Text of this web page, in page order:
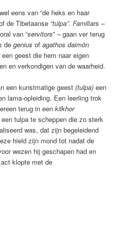
eens van “de heks en haar
de Tibetaanse “tulpa”.Familiars –
van “servitors” – gaan ver terug
degenius ofagathos daimōn
een geest die hem naar eigen
en verkondigen van de waarheid.
een kunstmatige geest (tulpa) een
lama-opleiding. Een leerling trok
terug in eenkilkhor
tulpa te scheppen die zo sterk
was, dat zijn begeleidend
hield zijn mond tot nadat de
wezen hij geschapen had en
klopte met de